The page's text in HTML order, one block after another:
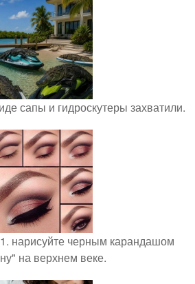
сапы и гидроскутеры захватили.
нарисуйте черным карандашом
на верхнем веке.